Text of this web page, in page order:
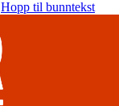
Hopp til bunntekst